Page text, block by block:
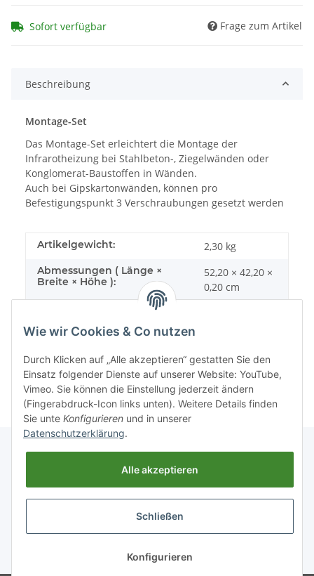
Sofort verfügbar Frage zum Artikel
Beschreibung
Montage-Set
Das Montage-Set erleichtert die Montage der
Infrarotheizung bei Stahlbeton-, Ziegelwänden oder
Konglomerat-Baustoffen in Wänden.
Auch bei Gipskartonwänden, können pro
Befestigungspunkt 3 Verschraubungen gesetzt werden
Artikelgewicht: 2,30 kg
Abmessungen ( Länge ×
Breite × Höhe ):
52,20 × 42,20 ×
0,20 cm
Gesetzliche Informationen
* Alle Preise inkl. gesetzlicher USt., zzgl.Versand
Wie wir Cookies & Co nutzen
Durch Klicken auf „Alle akzeptieren“ gestatten Sie den
Einsatz folgender Dienste auf unserer Website: YouTube,
Vimeo. Sie können die Einstellung jederzeit ändern
(Fingerabdruck-Icon links unten). Weitere Details finden
Sie unte Konfigurieren und in unserer
Datenschutzerklärung.
Alle akzeptieren
Schließen
Konfigurieren